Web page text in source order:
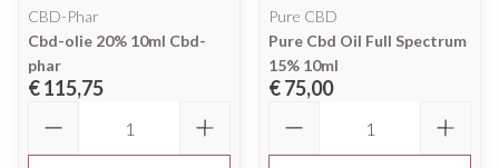
CBD-Phar
Cbd-olie 20% 10ml Cbd-
phar
€ 115,75
Pure CBD
Pure Cbd Oil Full Spectrum
15% 10ml
€ 75,00